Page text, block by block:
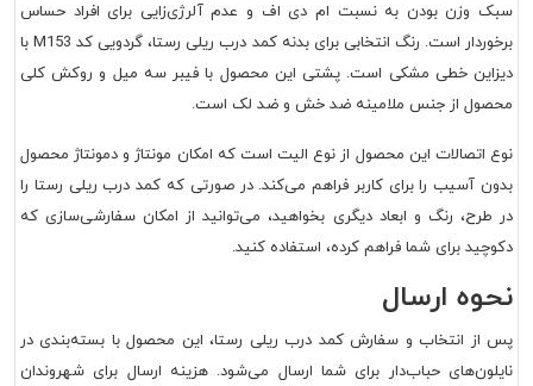
سبک وزن بودن به نسبت ام دی اف و عدم آلرژی‌زایی برای افراد حساس
برخوردار است. رنگ انتخابی برای بدنه کمد درب ریلی رستا، گردویی کد M153 با
دیزاین خطی مشکی است. پشتی این محصول با فیبر سه میل و روکش کلی
محصول از جنس ملامینه ضد خش و ضد لک است.
نوع اتصالات این محصول از نوع الیت است که امکان مونتاژ و دمونتاژ محصول
بدون آسیب را برای کاربر فراهم می‌کند. در صورتی که کمد درب ریلی رستا را
در طرح، رنگ و ابعاد دیگری بخواهید، می‌توانید از امکان سفارشی‌سازی که
دکوچید برای شما فراهم کرده، استفاده کنید.
نحوه ارسال
پس از انتخاب و سفارش کمد درب ریلی رستا، این محصول با بسته‌بندی در
نایلون‌های حباب‌دار برای شما ارسال می‌شود. هزینه ارسال برای شهروندان